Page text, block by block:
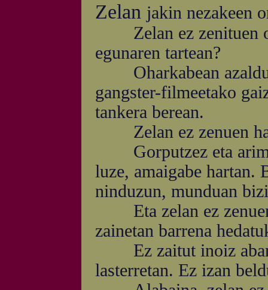
Zelan jakin nezakeen
Zelan ez zenituen
egunaren tartean?
Oharkabean azaldu
gangster-filmeetako
tankera berean.
Zelan ez zenuen
Gorputzez eta
luze, amaigabe hartan.
ninduzun, munduan
Eta zelan ez zenuen
zainetan barrena
Ez zaitut inoiz
lasterretan. Ez izan